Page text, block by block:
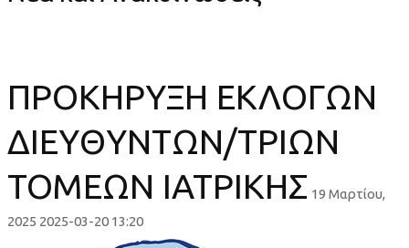
ΠΡΟΚΗΡΥΞΗ ΕΚΛΟΓΩΝ
ΔΙΕΥΘΥΝΤΩΝ/ΤΡΙΩΝ
ΤΟΜΕΩΝ ΙΑΤΡΙΚΗΣ 19 Μαρτίου,
2025 2025-03-20 13:20